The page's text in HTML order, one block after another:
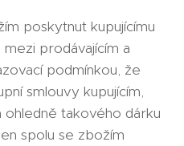
poskytnut kupujícímu
prodávajícím a
podmínkou, že
smlouvy kupujícím,
takového dárku
spolu se zbožím